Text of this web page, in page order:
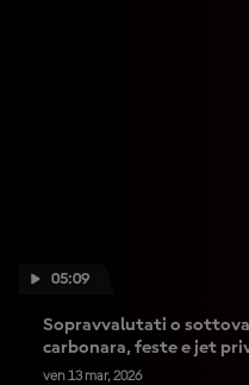
05:09
Sopravvalutati o
carbonara, feste e jet
ven 13 mar, 2026